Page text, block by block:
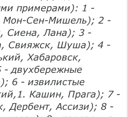
примерами): 1 -
Мон-Сен-Мишель); 2 -
Сиена, Лана); 3 -
Свияжск, Шуша); 4 -
Хабаровск,
двухбережные
6 - извилистые
Кашин, Прага); 7 -
Дербент, Ассизи); 8 -